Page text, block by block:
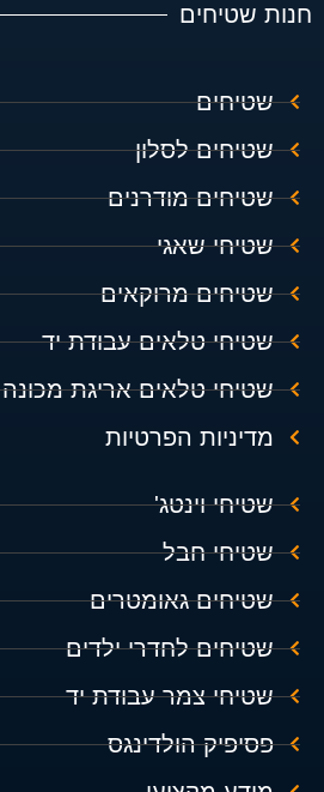
חנות שטיחים
שטיחים
שטיחים לסלון
שטיחים מודרנים
שטיחי שאגי
שטיחים מרוקאים
שטיחי טלאים עבודת יד
שטיחי טלאים אריגת מכונה
מדיניות הפרטיות
שטיחי וינטג'
שטיחי חבל
שטיחים גאומטרים
שטיחים לחדרי ילדים
שטיחי צמר עבודת יד
פסיפיק הולדינגס